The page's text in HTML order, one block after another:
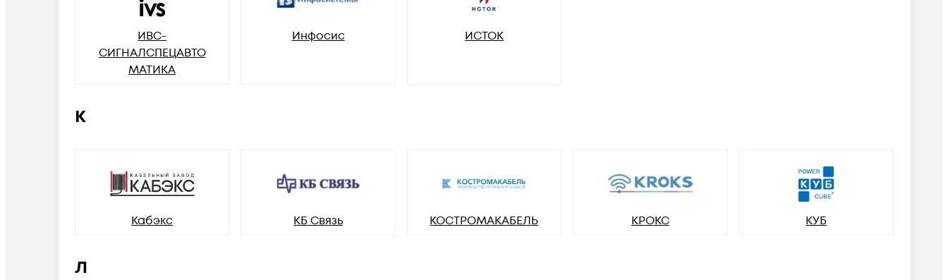
ИВС-
СИГНАЛСПЕЦАВТО
МАТИКА
Инфосис ИСТОК
К
Кабэкс КБ Связь КОСТРОМАКАБЕЛЬ КРОКС КУБ
Л